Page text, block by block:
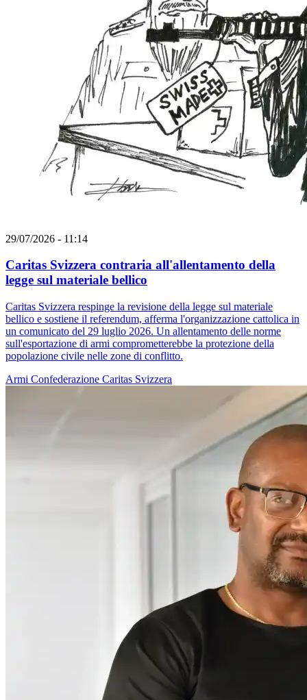
29/07/2026 - 11:14
Caritas Svizzera contraria all'allentamento della
legge sul materiale bellico
Caritas Svizzera respinge la revisione della legge sul materiale
bellico e sostiene il referendum, afferma l'organizzazione cattolica in
un comunicato del 29 luglio 2026. Un allentamento delle norme
sull'esportazione di armi comprometterebbe la protezione della
popolazione civile nelle zone di conflitto.
Armi Confederazione Caritas Svizzera